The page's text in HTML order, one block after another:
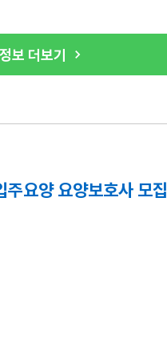
보 더보기
요양 요양보호사 모집